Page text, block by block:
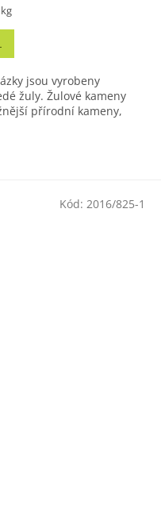
jsou vyrobeny
žuly. Žulové kameny
přírodní kameny,
Kód: 2016/825-1